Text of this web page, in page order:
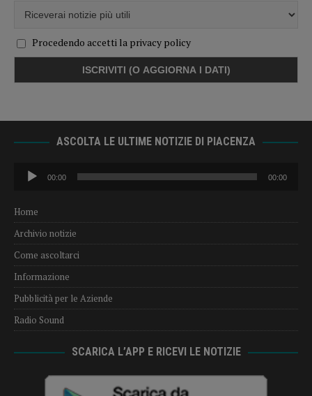
Procedendo accetti la privacy policy
ASCOLTA LE ULTIME NOTIZIE DI PIACENZA
Audio
Player
00:00 00:00
Home
Archivio notizie
Come ascoltarci
Informazione
Pubblicità per le Aziende
Radio Sound
SCARICA L’APP E RICEVI LE NOTIZIE